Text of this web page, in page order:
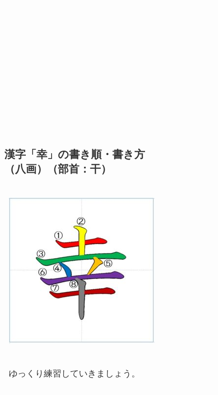
漢字「幸」の書き順・書き方
（八画）（部首：干）
ゆっくり練習していきましょう。